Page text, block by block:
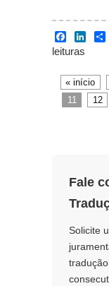
a
c
b
o
o
e
d
I
leituras
« início
11
12
Fale
Solicite